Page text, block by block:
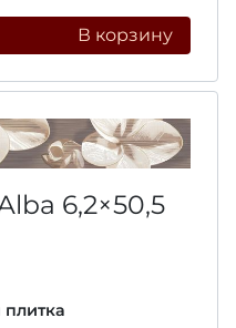
В корзину
6,2×50,5